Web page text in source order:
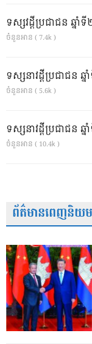
ទស្សវដ្តីប្រជាជន ឆ្ន
ចំនួនអាន ( 7.4k )
ទស្សនាវដ្ដីប្រជាជន
ចំនួនអាន ( 5.6k )
ទស្សនាវដ្ដីប្រជាជន
ចំនួនអាន ( 10.4k )
ព័ត៌មានពេញនិយម